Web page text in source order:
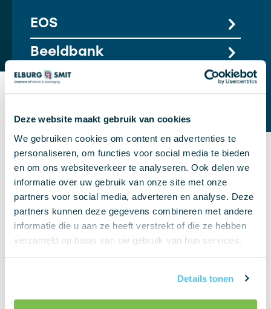
Deze website maakt gebruik van cookies
We gebruiken cookies om content en advertenties te
personaliseren, om functies voor social media te bieden
en om ons websiteverkeer te analyseren. Ook delen we
informatie over uw gebruik van onze site met onze
partners voor social media, adverteren en analyse. Deze
partners kunnen deze gegevens combineren met andere
informatie die u aan ze heeft verstrekt of die ze hebben
verzameld op basis van uw gebruik van hun services.
Details tonen
EOS
Beeldbank
Conceptontwikkeling
Wat we doen
Wij zijn een drukkerij met meer dan 90 jaar
ervaring in de productie van etiketten,
moderne machines en de juiste certificeringen